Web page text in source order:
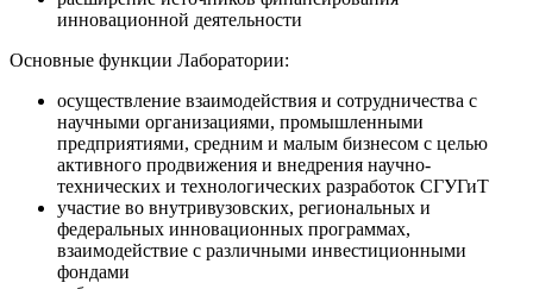
инновационной деятельности
Основные функции Лаборатории:
осуществление взаимодействия и сотрудничества с
научными организациями, промышленными
предприятиями, средним и малым бизнесом с целью
активного продвижения и внедрения научно-
технических и технологических разработок СГУГиТ
участие во внутривузовских, региональных и
федеральных инновационных программах,
взаимодействие с различными инвестиционными
фондами